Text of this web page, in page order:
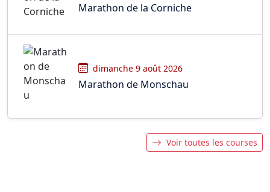
Marathon de la Corniche
dimanche 9 août 2026
Marathon de Monschau
Voir toutes les courses